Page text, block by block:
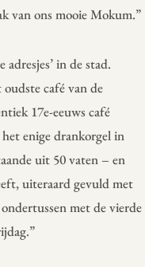
van ons mooie Mokum.”
in de stad.
café van de
17e-eeuws café
enige drankorgel in
uit 50 vaten – en
uiteraard gevuld met
met de vierde